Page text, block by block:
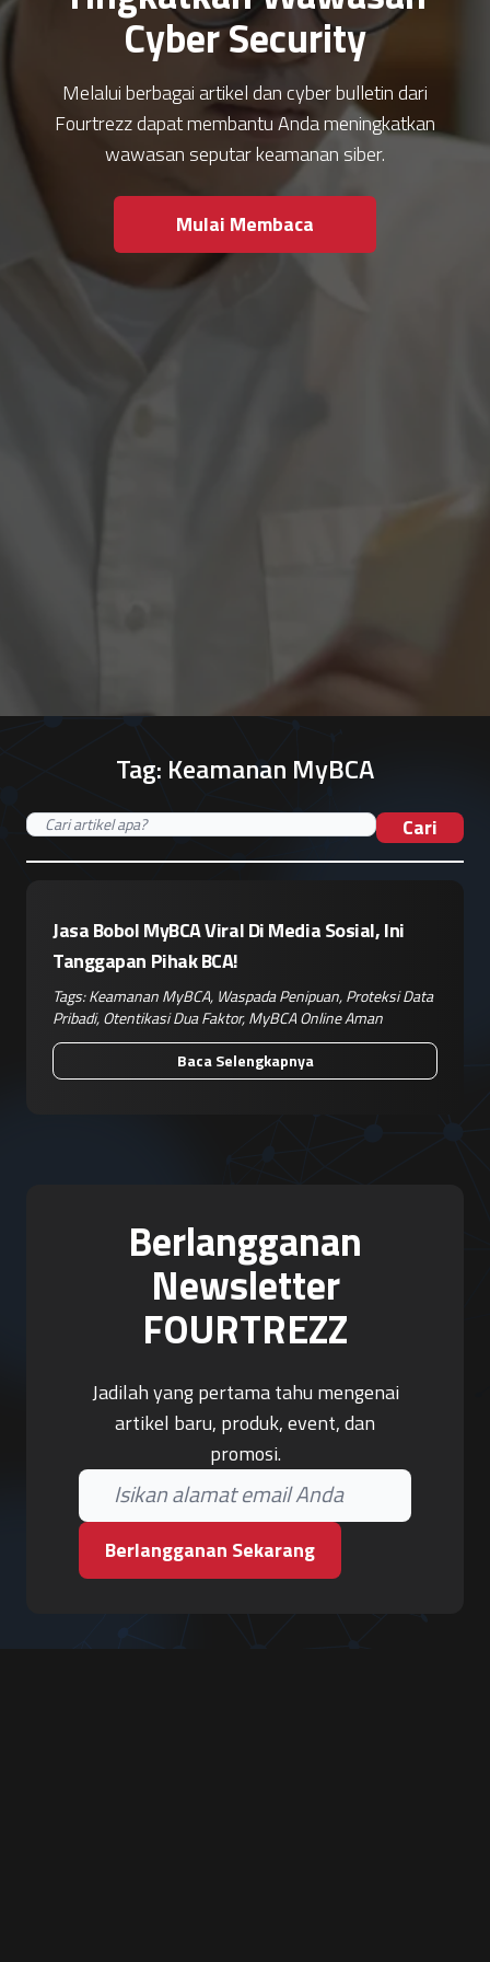
Cyber Security
Melalui berbagai artikel dan cyber bulletin dari
Fourtrezz dapat membantu Anda meningkatkan
wawasan seputar keamanan siber.
Mulai Membaca
Tag: Keamanan MyBCA
Cari
Jasa Bobol MyBCA Viral Di Media Sosial, Ini
Tanggapan Pihak BCA!
Tags:Keamanan MyBCA, Waspada Penipuan,Proteksi Data
Pribadi,Otentikasi Dua Faktor,MyBCA Online Aman
Baca Selengkapnya
Berlangganan
Newsletter
FOURTREZZ
Jadilah yang pertama tahu mengenai
artikel baru, produk, event, dan
promosi.
Berlangganan Sekarang